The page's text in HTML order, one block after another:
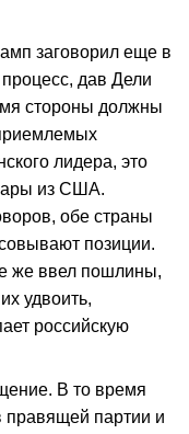
заговорил еще в
дав Дели
стороны должны
лидера, это
из США.
обе страны
позиции.
же ввел пошлины,
удвоить,
российскую
В то время
правящей партии и